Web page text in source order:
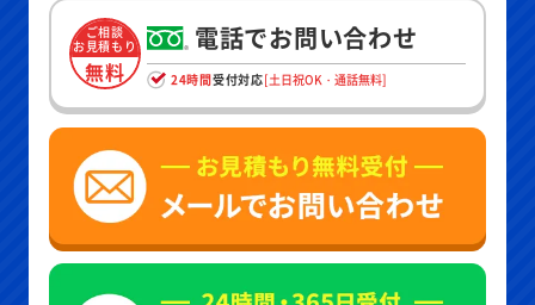
ご相談
お見積もり
無料
電話でお問い合わせ
24時間受付対応[土日祝OK・通話無料]